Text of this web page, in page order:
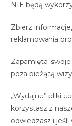
NIE będą
Zbierz
reklamowania
Zapamiętaj
poza bieżącą
„Wydajne” pliki
korzystasz z
odwiedzasz i jeśli